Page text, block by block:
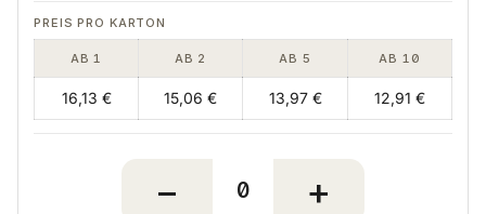
AB 1 AB 2 AB 5 AB 10
16,13 € 15,06 € 13,97 € 12,91 €